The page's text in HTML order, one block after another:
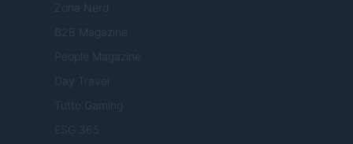
Zona Nerd
B2B Magazine
People Magazine
Day Travel
Tutto Gaming
ESG 365